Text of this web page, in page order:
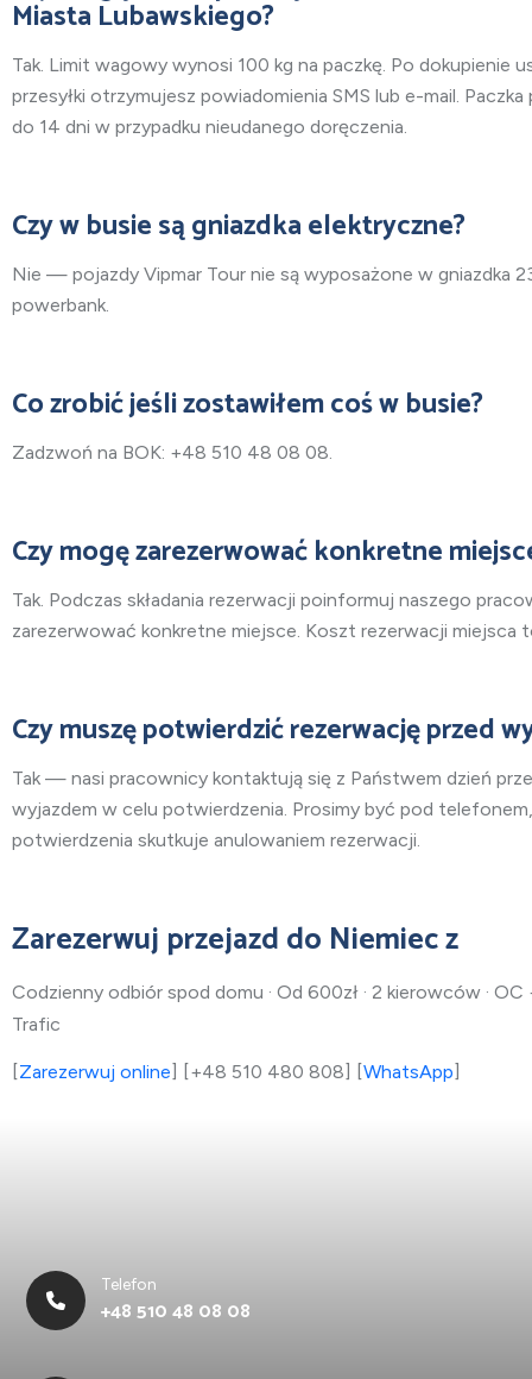
Miasta Lubawskiego?
Tak. Limit wagowy wynosi 100 kg na paczkę. Po dokupienie
przesyłki otrzymujesz powiadomienia SMS lub e-mail.
do 14 dni w przypadku nieudanego doręczenia.
Czy w busie są gniazdka elektryczne?
Nie — pojazdy Vipmar Tour nie są wyposażone w gniazdka
powerbank.
Co zrobić jeśli zostawiłem coś w busie?
Zadzwoń na BOK: +48 510 48 08 08.
Czy mogę zarezerwować konkretne
Tak. Podczas składania rezerwacji poinformuj naszego
zarezerwować konkretne miejsce. Koszt rezerwacji miejsca
Czy muszę potwierdzić rezerwację przed
Tak — nasi pracownicy kontaktują się z Państwem dzień
wyjazdem w celu potwierdzenia. Prosimy być pod
potwierdzenia skutkuje anulowaniem rezerwacji.
Zarezerwuj przejazd do Niemiec z
Codzienny odbiór spod domu · Od 600zł · 2 kierowców · OC
Trafic
Zarezerwuj online ] [+48 510 480 808] [ WhatsApp
Telefon
+48 510 48 08 08